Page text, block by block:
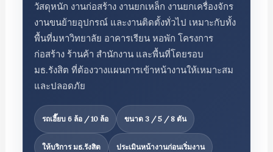
วัสดุหนัก งานก่อสร้าง งานยกเหล็ก งานยกเครื่องจักร
งานขนย้ายอุปกรณ์ และงานติดตั้งทั่วไป เหมาะกับทั้ง
พื้นที่มหาวิทยาลัย อาคารเรียน หอพัก โครงการ
ก่อสร้าง ร้านค้า สำนักงาน และพื้นที่โดยรอบ
มธ.รังสิต ที่ต้องวางแผนการเข้าหน้างานให้เหมาะสม
และปลอดภัย
รถเฮี๊ยบ 6 ล้อ / 10 ล้อ ขนาด 3 / 5 / 8 ตัน
ให้บริการ มธ.รังสิต ประเมินหน้างานก่อนเริ่มงาน